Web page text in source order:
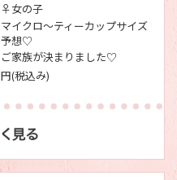
♀女の子
マイクロ～ティーカップサイズ
予想♡
ご家族が決まりました♡
円(税込み)